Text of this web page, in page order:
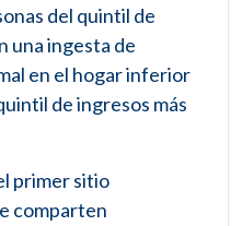
del quintil de
una ingesta de
en el hogar inferior
de ingresos más
primer sitio
comparten